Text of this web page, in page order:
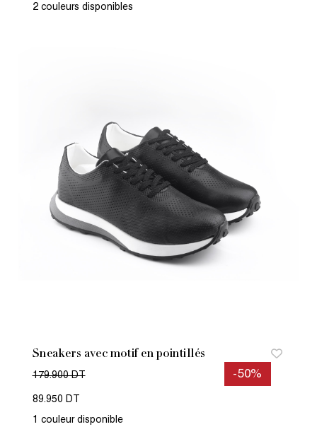
2 couleurs disponibles
Sneakers avec motif en pointillés
-50%
179.900 DT
89.950 DT
1 couleur disponible